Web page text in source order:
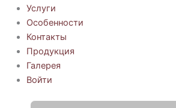
Услуги
Особенности
Контакты
Продукция
Галерея
Войти